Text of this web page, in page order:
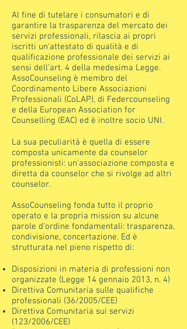
Al fine di tutelare i consumatori e di
garantire la trasparenza del mercato dei
servizi professionali, rilascia ai propri
iscritti un'attestato di qualità e di
qualificazione professionale dei servizi ai
sensi dell'art. 4 della medesima Legge.
AssoCounseling è membro del
Coordinamento Libere Associazioni
Professionali (CoLAP), di Federcounseling
e della European Association for
Counselling (EAC) ed è inoltre socio UNI.
La sua peculiarità è quella di essere
composta unicamente da counselor
professionisti: un'associazione composta e
diretta da counselor che si rivolge ad altri
counselor.
AssoCounseling fonda tutto il proprio
operato e la propria mission su alcune
parole d'ordine fondamentali: trasparenza,
condivisione, concertazione. Ed è
strutturata nel pieno rispetto di:
Disposizioni in materia di professioni non
organizzate (Legge 14 gennaio 2013, n. 4)
Direttiva Comunitaria sulle qualifiche
professionali (36/2005/CEE)
Direttiva Comunitaria sui servizi
(123/2006/CEE)